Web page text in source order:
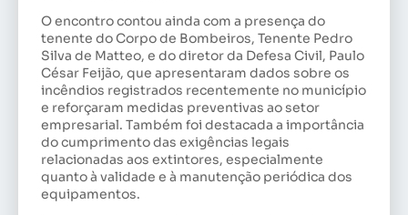
O encontro contou ainda com a presença do
tenente do Corpo de Bombeiros, Tenente Pedro
Silva de Matteo, e do diretor da Defesa Civil, Paulo
César Feijão, que apresentaram dados sobre os
incêndios registrados recentemente no município
e reforçaram medidas preventivas ao setor
empresarial. Também foi destacada a importância
do cumprimento das exigências legais
relacionadas aos extintores, especialmente
quanto à validade e à manutenção periódica dos
equipamentos.